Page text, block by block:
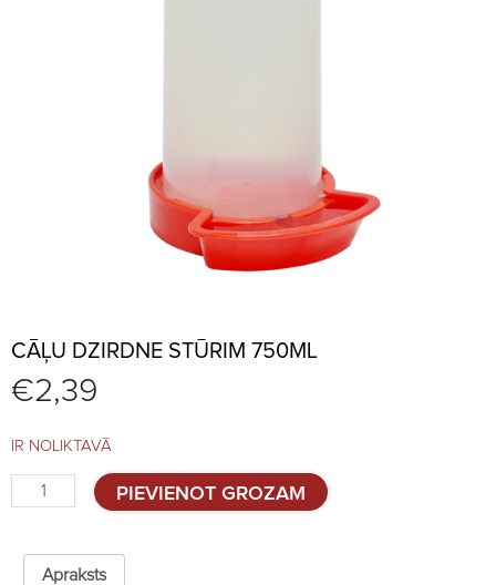
CĀĻU DZIRDNE STŪRIM 750ML
€2,39
IR NOLIKTAVĀ
Cāļu
dzirdne
750ml
quantity
PIEVIENOT GROZAM
Apraksts